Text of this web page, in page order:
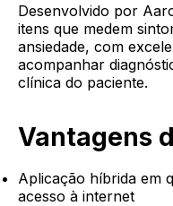
Desenvolvido por
itens que medem
ansiedade, com
acompanhar
clínica do paciente.
Vantagens
Aplicação híbrida em
acesso à internet